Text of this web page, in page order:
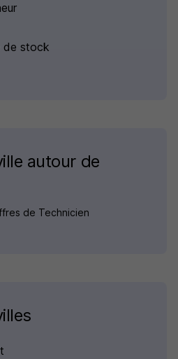
de stock
autour de
de Technicien